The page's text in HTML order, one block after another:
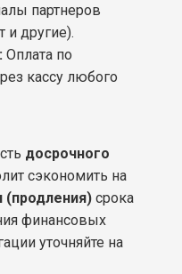
партнеров
и другие).
Оплата по
кассу любого
досрочного
сэкономить на
(продления) срока
финансовых
уточняйте на